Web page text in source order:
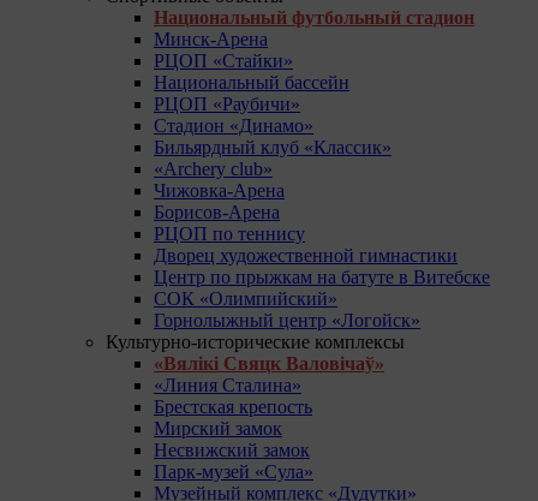
Национальный футбольный стадион
Минск-Арена
РЦОП «Стайки»
Национальный бассейн
РЦОП «Раубичи»
Стадион «Динамо»
Бильярдный клуб «Классик»
«Archery club»
Чижовка-Арена
Борисов-Арена
РЦОП по теннису
Дворец художественной гимнастики
Центр по прыжкам на батуте в Витебске
СОК «Олимпийский»
Горнолыжный центр «Логойск»
Культурно-исторические комплексы
«Вялікі Свяцк Валовічаў»
«Линия Сталина»
Брестская крепость
Мирский замок
Несвижский замок
Парк-музей «Сула»
Музейный комплекс «Дудутки»